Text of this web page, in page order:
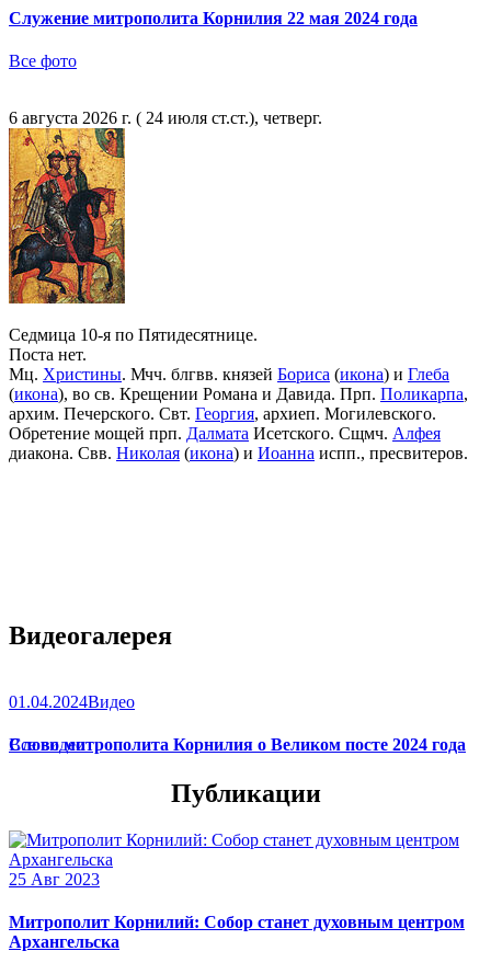
Служение митрополита Корнилия 22 мая 2024 года
Все фото
6 августа 2026 г. ( 24 июля ст.ст.), четверг.
Седмица 10-я по Пятидесятнице.
Поста нет.
Мц. Христины. Мчч. блгвв. князей Бориса (икона) и Глеба
(икона), во св. Крещении Романа и Давида. Прп. Поликарпа,
архим. Печерского. Свт. Георгия, архиеп. Могилевского.
Обретение мощей прп. Далмата Исетского. Сщмч. Алфея
диакона. Свв. Николая (икона) и Иоанна испп., пресвитеров.
Видеогалерея
01.04.2024Видео
Слово митрополита Корнилия о Великом посте 2024 года
Все видео
Публикации
25 Авг 2023
Митрополит Корнилий: Собор станет духовным центром
Архангельска